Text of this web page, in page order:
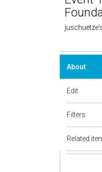
About
Edit
Filters
Related